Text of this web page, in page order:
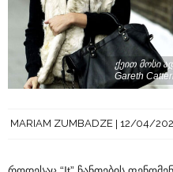
ქეით მოსი
Gareth
MARIAM ZUMBADZE 12/04/